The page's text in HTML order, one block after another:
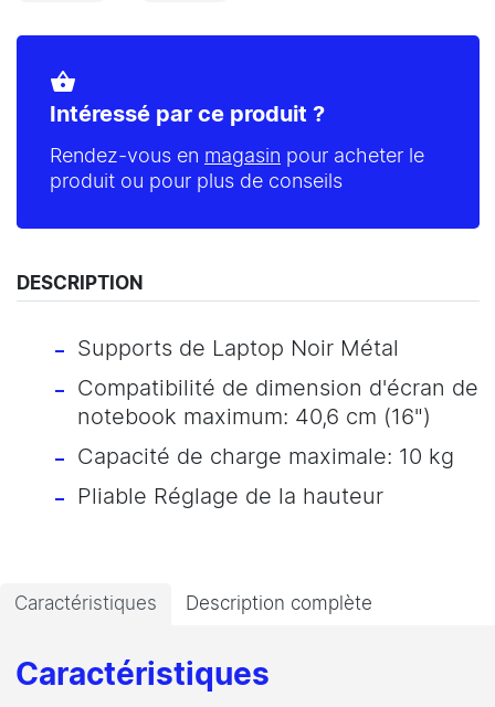
shopping_basket
Intéressé par ce produit ?
Rendez-vous en magasin pour acheter le
produit ou pour plus de conseils
DESCRIPTION
Supports de Laptop Noir Métal
Compatibilité de dimension d'écran de
notebook maximum: 40,6 cm (16")
Capacité de charge maximale: 10 kg
Pliable Réglage de la hauteur
Caractéristiques Description complète
Caractéristiques